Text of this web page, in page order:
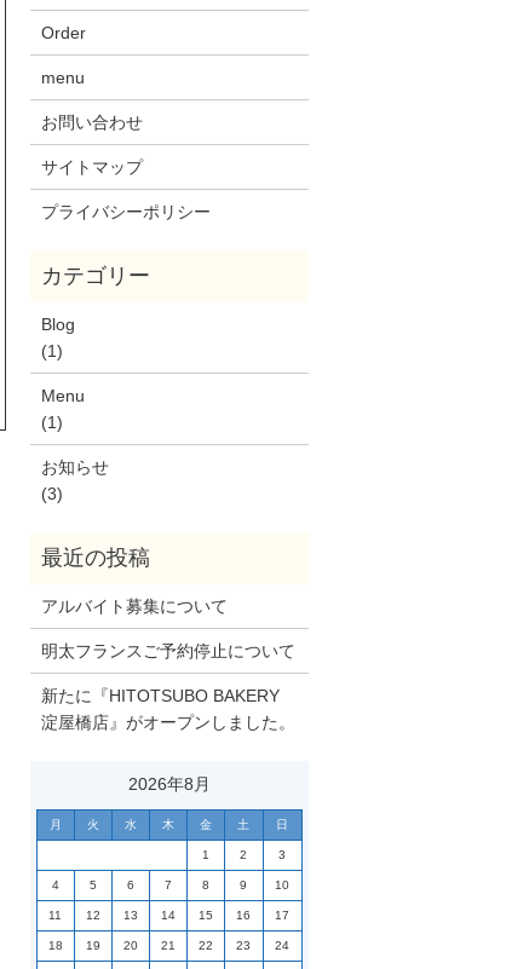
Order
menu
お問い合わせ
サイトマップ
プライバシーポリシー
Blog
(1)
Menu
(1)
お知らせ
(3)
アルバイト募集について
明太フランスご予約停止について
新たに『HITOTSUBO BAKERY
淀屋橋店』がオープンしました。
2026年8月
月 火 水 木 金 土 日
1 2 3
4 5 6 7 8 9 10
11 12 13 14 15 16 17
18 19 20 21 22 23 24